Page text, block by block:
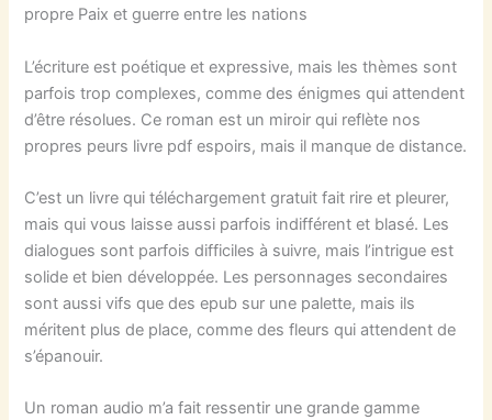
propre Paix et guerre entre les nations
L’écriture est poétique et expressive, mais les thèmes sont
parfois trop complexes, comme des énigmes qui attendent
d’être résolues. Ce roman est un miroir qui reflète nos
propres peurs livre pdf espoirs, mais il manque de distance.
C’est un livre qui téléchargement gratuit fait rire et pleurer,
mais qui vous laisse aussi parfois indifférent et blasé. Les
dialogues sont parfois difficiles à suivre, mais l’intrigue est
solide et bien développée. Les personnages secondaires
sont aussi vifs que des epub sur une palette, mais ils
méritent plus de place, comme des fleurs qui attendent de
s’épanouir.
Un roman audio m’a fait ressentir une grande gamme